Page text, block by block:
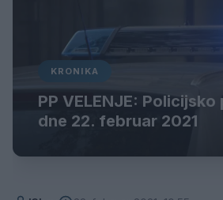
KRONIKA
PP VELENJE:
dne 22. februar 2021